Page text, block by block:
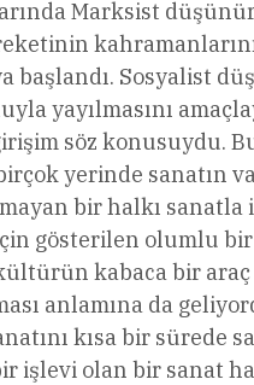
Marksist
başlandı. Sosyalist
yayılmasını
söz konusuydu.
yerinde sanatın
bir halkı sanatla
gösterilen olumlu
kabaca bir
anlamına da
kısa bir sürede
işlevi olan bir sanat